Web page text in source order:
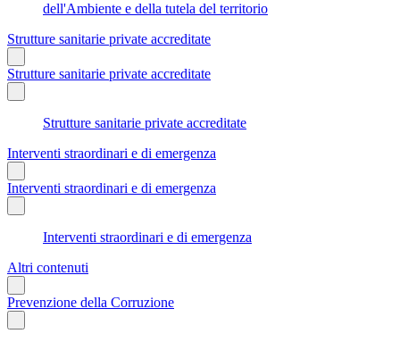
dell'Ambiente e della tutela del territorio
Strutture sanitarie private accreditate
Strutture sanitarie private accreditate
Strutture sanitarie private accreditate
Interventi straordinari e di emergenza
Interventi straordinari e di emergenza
Interventi straordinari e di emergenza
Altri contenuti
Prevenzione della Corruzione